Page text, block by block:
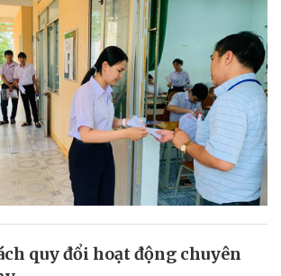
quy đổi hoạt động chuyên